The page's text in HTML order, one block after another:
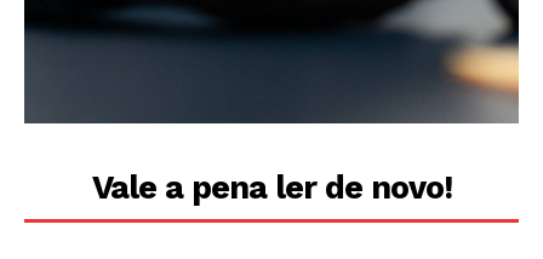
Vale a pena ler de novo!